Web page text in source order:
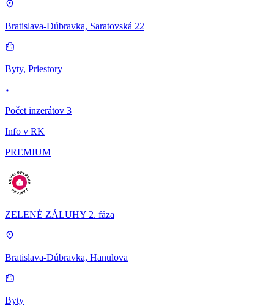
Bratislava-Dúbravka, Saratovská 22
Byty, Priestory
Počet inzerátov 3
Info v RK
PREMIUM
ZELENÉ ZÁLUHY 2. fáza
Bratislava-Dúbravka, Hanulova
Byty